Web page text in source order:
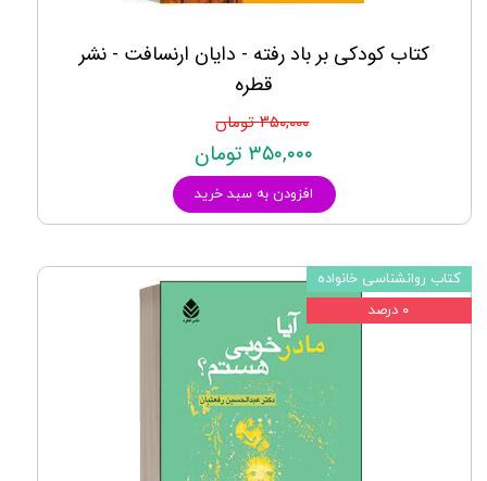
کتاب کودکی بر باد رفته - دایان ارنسافت - نشر
قطره
۳۵۰,۰۰۰ تومان
۳۵۰,۰۰۰ تومان
افزودن به سبد خرید
کتاب روانشناسی خانواده
۰ درصد